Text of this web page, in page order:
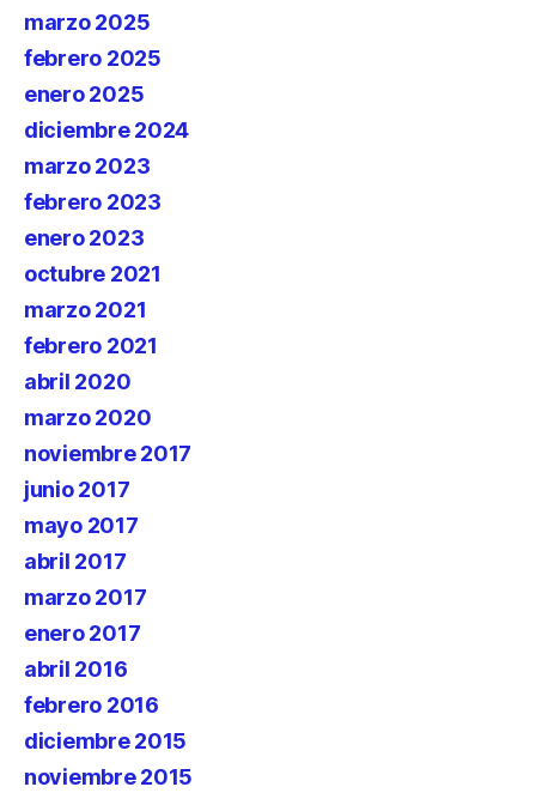
marzo 2025
febrero 2025
enero 2025
diciembre 2024
marzo 2023
febrero 2023
enero 2023
octubre 2021
marzo 2021
febrero 2021
abril 2020
marzo 2020
noviembre 2017
junio 2017
mayo 2017
abril 2017
marzo 2017
enero 2017
abril 2016
febrero 2016
diciembre 2015
noviembre 2015